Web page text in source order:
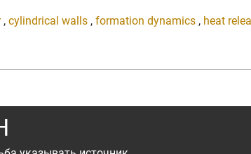
, cylindrical walls , formation dynamics , heat